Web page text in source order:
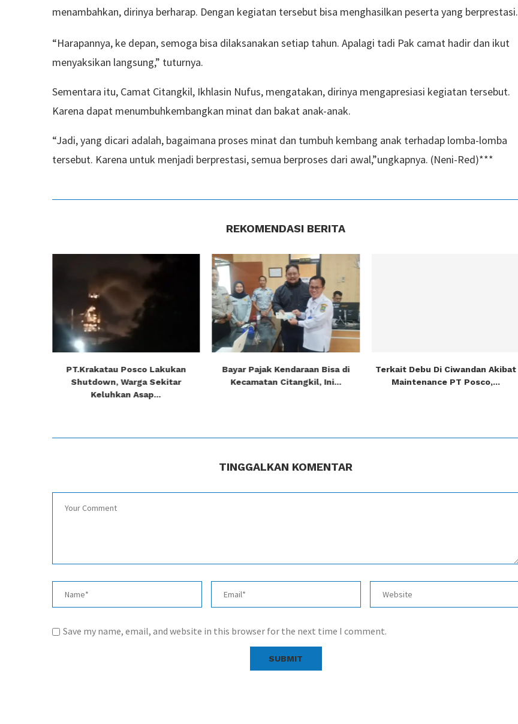
menambahkan, dirinya berharap. Dengan kegiatan tersebut bisa menghasilkan peserta yang berprestasi.
“Harapannya, ke depan, semoga bisa dilaksanakan setiap tahun. Apalagi tadi Pak camat hadir dan ikut
menyaksikan langsung,” tuturnya.
Sementara itu, Camat Citangkil, Ikhlasin Nufus, mengatakan, dirinya mengapresiasi kegiatan tersebut.
Karena dapat menumbuhkembangkan minat dan bakat anak-anak.
“Jadi, yang dicari adalah, bagaimana proses minat dan tumbuh kembang anak terhadap lomba-lomba
tersebut. Karena untuk menjadi berprestasi, semua berproses dari awal,”ungkapnya. (Neni-Red)***
REKOMENDASI BERITA
PT.Krakatau Posco Lakukan
Shutdown, Warga Sekitar
Keluhkan Asap...
Bayar Pajak Kendaraan Bisa di
Kecamatan Citangkil, Ini...
Terkait Debu Di Ciwandan Akibat
Maintenance PT Posco,...
TINGGALKAN KOMENTAR
Save my name, email, and website in this browser for the next time I comment.